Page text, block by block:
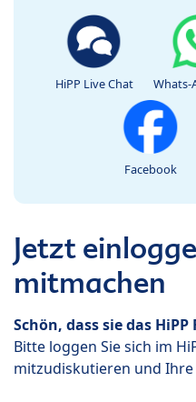
HiPP Live Chat Whats-
Facebook
Jetzt
mitmachen
Schön, dass sie das
Bitte loggen Sie sich im
mitzudiskutieren und Ihre